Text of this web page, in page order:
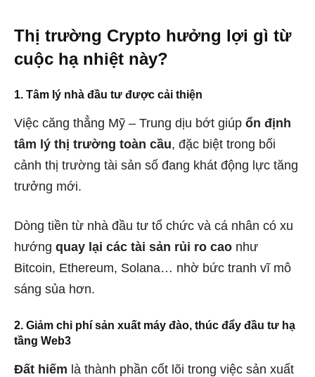
Thị trường Crypto hưởng lợi gì từ
cuộc hạ nhiệt này?
1. Tâm lý nhà đầu tư được cải thiện
Việc căng thẳng Mỹ – Trung dịu bớt giúp ổn định
tâm lý thị trường toàn cầu, đặc biệt trong bối
cảnh thị trường tài sản số đang khát động lực tăng
trưởng mới.
Dòng tiền từ nhà đầu tư tổ chức và cá nhân có xu
hướng quay lại các tài sản rủi ro cao như
Bitcoin, Ethereum, Solana… nhờ bức tranh vĩ mô
sáng sủa hơn.
2. Giảm chi phí sản xuất máy đào, thúc đẩy đầu tư hạ
tầng Web3
Đất hiếm là thành phần cốt lõi trong việc sản xuất